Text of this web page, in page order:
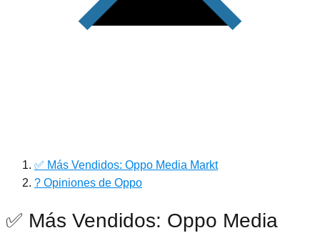
✅ Más Vendidos: Oppo Media Markt
? Opiniones de Oppo
✅ Más Vendidos: Oppo Media